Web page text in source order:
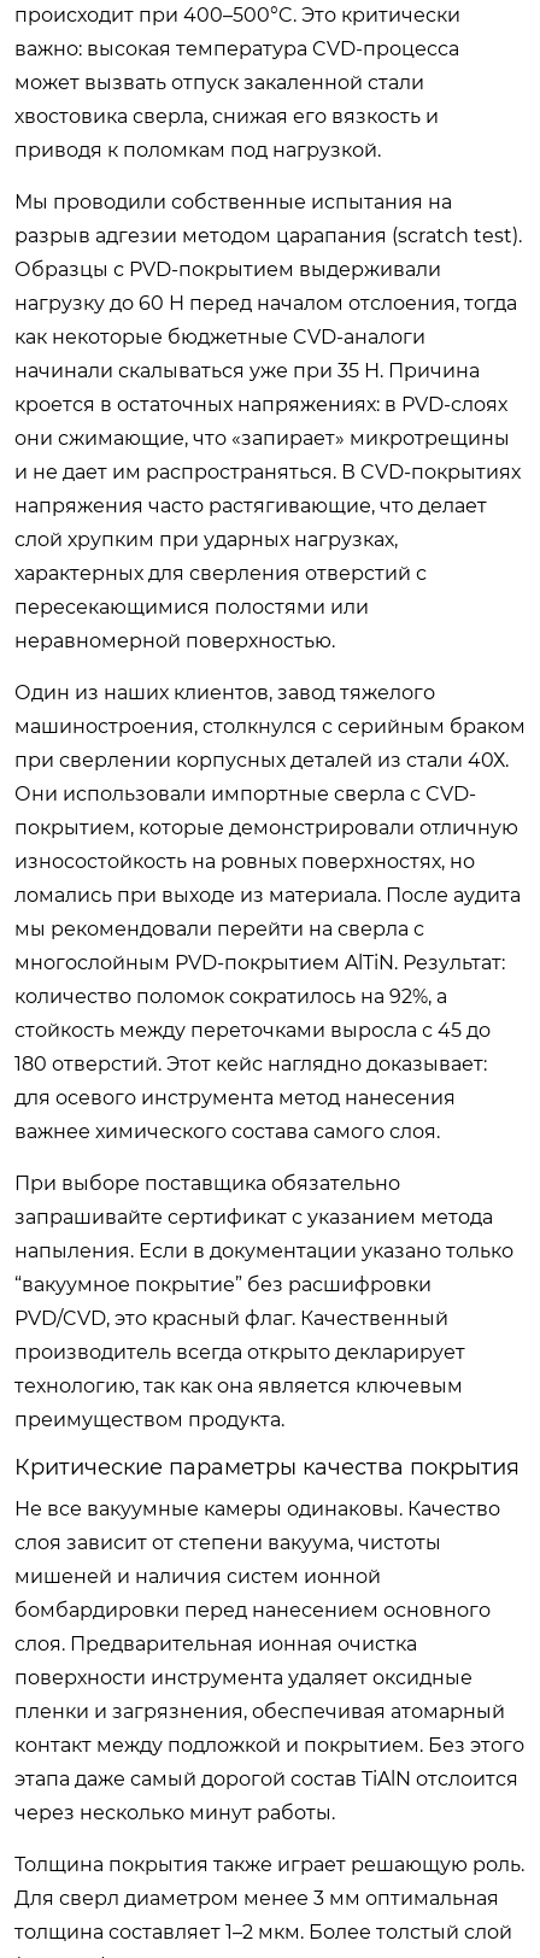
происходит при 400–500°C. Это критически
важно: высокая температура CVD-процесса
может вызвать отпуск закаленной стали
хвостовика сверла, снижая его вязкость и
приводя к поломкам под нагрузкой.
Мы проводили собственные испытания на
разрыв адгезии методом царапания (scratch test).
Образцы с PVD-покрытием выдерживали
нагрузку до 60 Н перед началом отслоения, тогда
как некоторые бюджетные CVD-аналоги
начинали скалываться уже при 35 Н. Причина
кроется в остаточных напряжениях: в PVD-слоях
они сжимающие, что «запирает» микротрещины
и не дает им распространяться. В CVD-покрытиях
напряжения часто растягивающие, что делает
слой хрупким при ударных нагрузках,
характерных для сверления отверстий с
пересекающимися полостями или
неравномерной поверхностью.
Один из наших клиентов, завод тяжелого
машиностроения, столкнулся с серийным браком
при сверлении корпусных деталей из стали 40Х.
Они использовали импортные сверла с CVD-
покрытием, которые демонстрировали отличную
износостойкость на ровных поверхностях, но
ломались при выходе из материала. После аудита
мы рекомендовали перейти на сверла с
многослойным PVD-покрытием AlTiN. Результат:
количество поломок сократилось на 92%, а
стойкость между переточками выросла с 45 до
180 отверстий. Этот кейс наглядно доказывает:
для осевого инструмента метод нанесения
важнее химического состава самого слоя.
При выборе поставщика обязательно
запрашивайте сертификат с указанием метода
напыления. Если в документации указано только
“вакуумное покрытие” без расшифровки
PVD/CVD, это красный флаг. Качественный
производитель всегда открыто декларирует
технологию, так как она является ключевым
преимуществом продукта.
Критические параметры качества покрытия
Не все вакуумные камеры одинаковы. Качество
слоя зависит от степени вакуума, чистоты
мишеней и наличия систем ионной
бомбардировки перед нанесением основного
слоя. Предварительная ионная очистка
поверхности инструмента удаляет оксидные
пленки и загрязнения, обеспечивая атомарный
контакт между подложкой и покрытием. Без этого
этапа даже самый дорогой состав TiAlN отслоится
через несколько минут работы.
Толщина покрытия также играет решающую роль.
Для сверл диаметром менее 3 мм оптимальная
толщина составляет 1–2 мкм. Более толстый слой